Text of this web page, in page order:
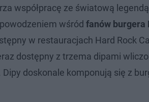
współpracę ze światową
wśród fanów burgera
w restauracjach Hard Rock
dostępny z trzema dipami
Dipy doskonale komponują się z